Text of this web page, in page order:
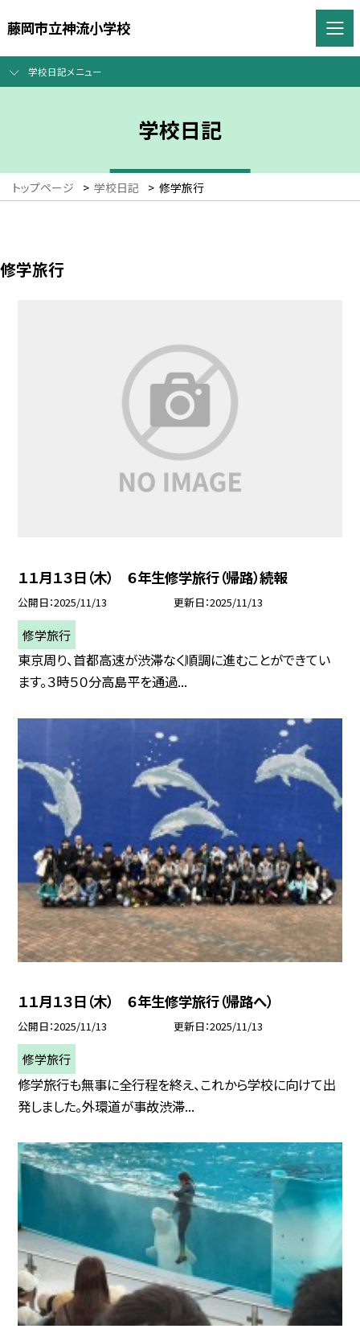
藤岡市立神流小学校
学校日記メニュー
学校日記
トップページ > 学校日記 > 修学旅行
修学旅行
１１月１３日（木） ６年生修学旅行（帰路）続報
公開日 2025/11/13 更新日 2025/11/13
修学旅行
東京周り、首都高速が渋滞なく順調に進むことができてい
ます。３時５０分高島平を通過...
１１月１３日（木） ６年生修学旅行（帰路へ）
公開日 2025/11/13 更新日 2025/11/13
修学旅行
修学旅行も無事に全行程を終え、これから学校に向けて出
発しました。外環道が事故渋滞...